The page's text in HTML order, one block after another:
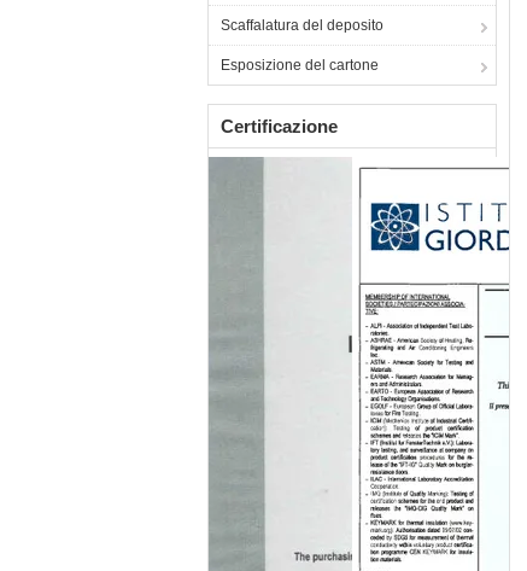
Scaffalatura del deposito
Esposizione del cartone
Certificazione